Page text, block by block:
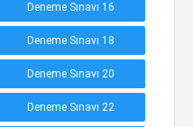
Deneme Sınavı 16
Deneme Sınavı 18
Deneme Sınavı 20
Deneme Sınavı 22